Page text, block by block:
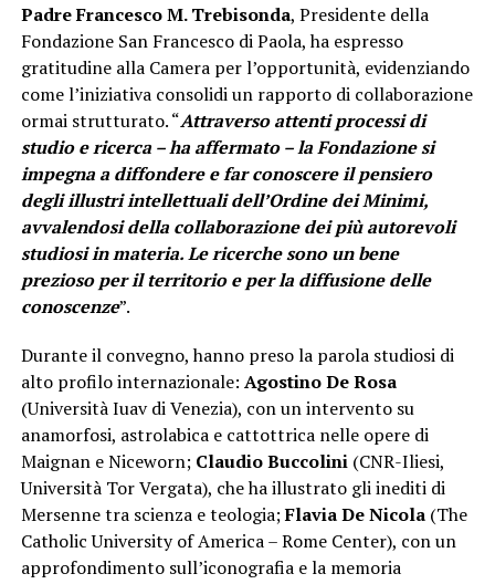
Padre Francesco M. Trebisonda, Presidente della
Fondazione San Francesco di Paola, ha espresso
gratitudine alla Camera per l’opportunità, evidenziando
come l’iniziativa consolidi un rapporto di collaborazione
ormai strutturato. “Attraverso attenti processi di
studio e ricerca – ha affermato – la Fondazione si
impegna a diffondere e far conoscere il pensiero
degli illustri intellettuali dell’Ordine dei Minimi,
avvalendosi della collaborazione dei più autorevoli
studiosi in materia. Le ricerche sono un bene
prezioso per il territorio e per la diffusione delle
conoscenze”.
Durante il convegno, hanno preso la parola studiosi di
alto profilo internazionale: Agostino De Rosa
(Università Iuav di Venezia), con un intervento su
anamorfosi, astrolabica e cattottrica nelle opere di
Maignan e Niceworn; Claudio Buccolini(CNR-Iliesi,
Università Tor Vergata), che ha illustrato gli inediti di
Mersenne tra scienza e teologia;Flavia De Nicola(The
Catholic University of America – Rome Center), con un
approfondimento sull’iconografia e la memoria